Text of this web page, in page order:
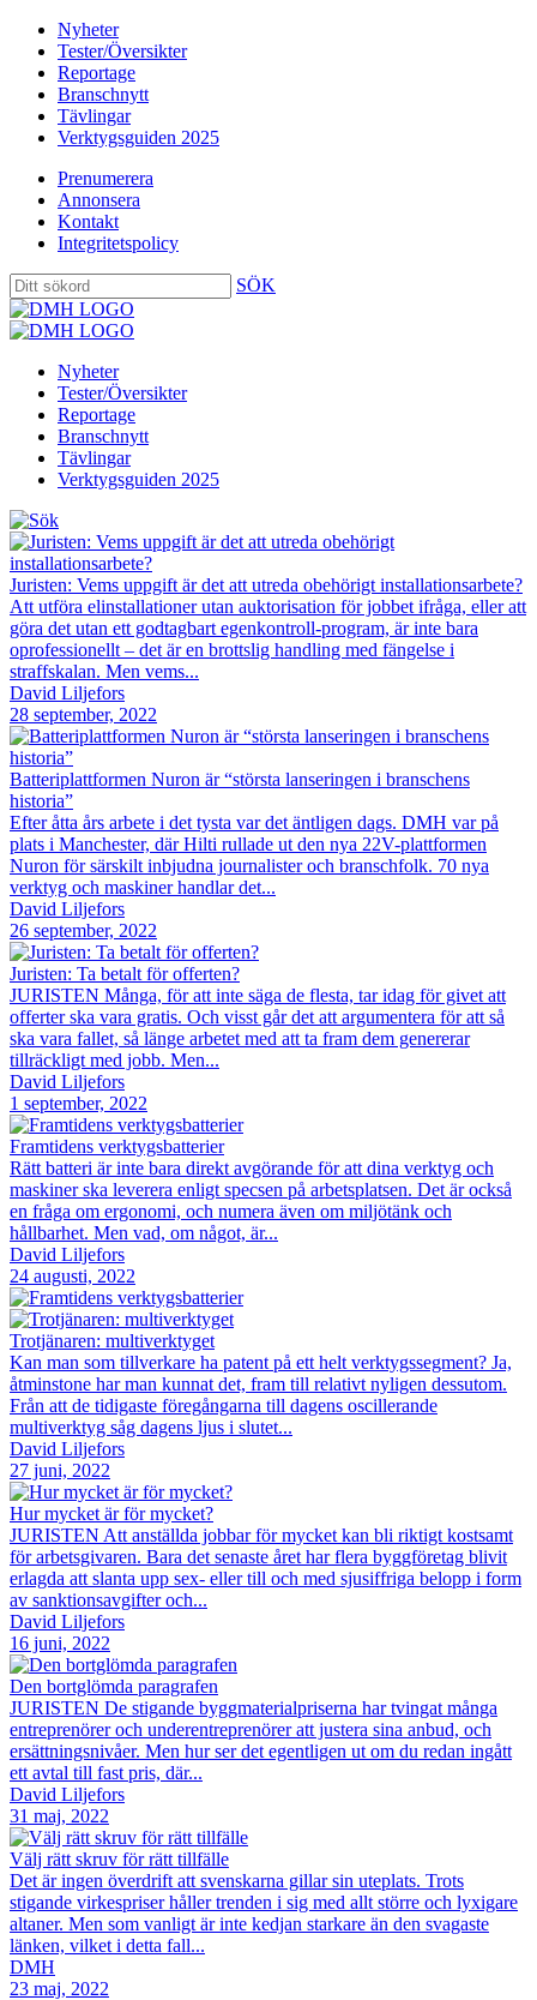
Nyheter
Tester/Översikter
Reportage
Branschnytt
Tävlingar
Verktygsguiden 2025
Prenumerera
Annonsera
Kontakt
Integritetspolicy
SÖK
Nyheter
Tester/Översikter
Reportage
Branschnytt
Tävlingar
Verktygsguiden 2025
Juristen: Vems uppgift är det att utreda obehörigt installationsarbete?
Att utföra elinstallationer utan auktorisation för jobbet ifråga, eller att
göra det utan ett godtagbart egenkontroll-program, är inte bara
oprofessionellt – det är en brottslig handling med fängelse i
straffskalan. Men vems...
David Liljefors
28 september, 2022
Batteriplattformen Nuron är “största lanseringen i branschens
historia”
Efter åtta års arbete i det tysta var det äntligen dags. DMH var på
plats i Manchester, där Hilti rullade ut den nya 22V-plattformen
Nuron för särskilt inbjudna journalister och branschfolk. 70 nya
verktyg och maskiner handlar det...
David Liljefors
26 september, 2022
Juristen: Ta betalt för offerten?
JURISTEN Många, för att inte säga de flesta, tar idag för givet att
offerter ska vara gratis. Och visst går det att argumentera för att så
ska vara fallet, så länge arbetet med att ta fram dem genererar
tillräckligt med jobb. Men...
David Liljefors
1 september, 2022
Framtidens verktygsbatterier
Rätt batteri är inte bara direkt avgörande för att dina verktyg och
maskiner ska leverera enligt specsen på arbetsplatsen. Det är också
en fråga om ergonomi, och numera även om miljötänk och
hållbarhet. Men vad, om något, är...
David Liljefors
24 augusti, 2022
Trotjänaren: multiverktyget
Kan man som tillverkare ha patent på ett helt verktygssegment? Ja,
åtminstone har man kunnat det, fram till relativt nyligen dessutom.
Från att de tidigaste föregångarna till dagens oscillerande
multiverktyg såg dagens ljus i slutet...
David Liljefors
27 juni, 2022
Hur mycket är för mycket?
JURISTEN Att anställda jobbar för mycket kan bli riktigt kostsamt
för arbetsgivaren. Bara det senaste året har flera byggföretag blivit
erlagda att slanta upp sex- eller till och med sjusiffriga belopp i form
av sanktionsavgifter och...
David Liljefors
16 juni, 2022
Den bortglömda paragrafen
JURISTEN De stigande byggmaterialpriserna har tvingat många
entreprenörer och underentreprenörer att justera sina anbud, och
ersättningsnivåer. Men hur ser det egentligen ut om du redan ingått
ett avtal till fast pris, där...
David Liljefors
31 maj, 2022
Välj rätt skruv för rätt tillfälle
Det är ingen överdrift att svenskarna gillar sin uteplats. Trots
stigande virkespriser håller trenden i sig med allt större och lyxigare
altaner. Men som vanligt är inte kedjan starkare än den svagaste
länken, vilket i detta fall...
DMH
23 maj, 2022